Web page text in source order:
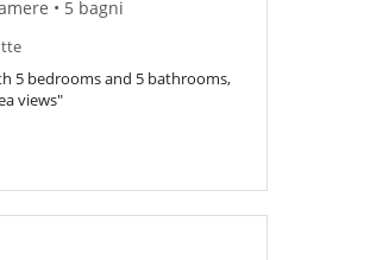
• 5 bagni
5 bedrooms and 5 bathrooms,
views"